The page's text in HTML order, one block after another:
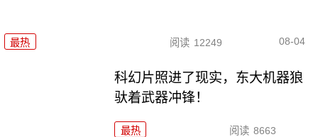
最热 阅读 12249 08-04
科幻片照进了现实，东大机器狼
驮着武器冲锋！
最热 阅读 8663